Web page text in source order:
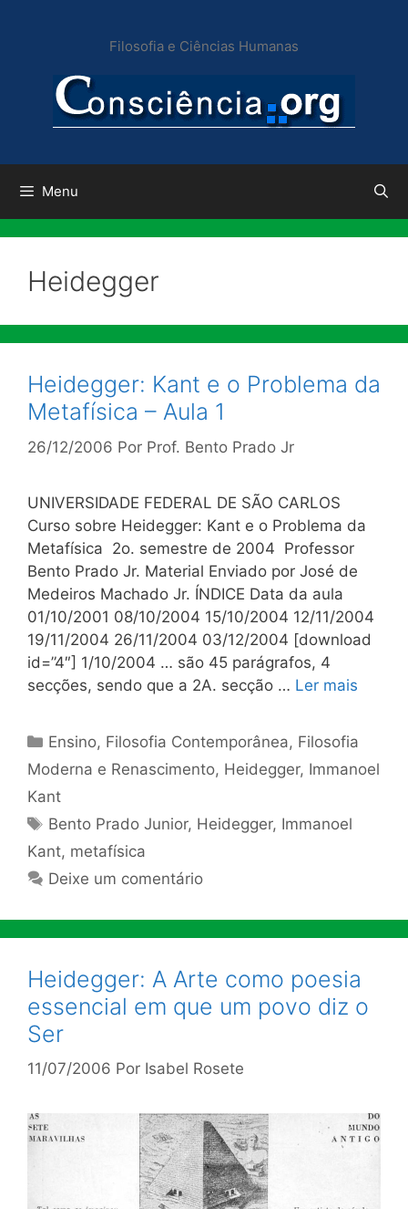
conteúdo
Filosofia e Ciências Humanas
Menu
Heidegger
Heidegger: Kant e o Problema da
Metafísica – Aula 1
26/12/2006 Por Prof. Bento Prado Jr
UNIVERSIDADE FEDERAL DE SÃO CARLOS
Curso sobre Heidegger: Kant e o Problema da
Metafísica 2o. semestre de 2004 Professor
Bento Prado Jr. Material Enviado por José de
Medeiros Machado Jr. ÍNDICE Data da aula
01/10/2001 08/10/2004 15/10/2004 12/11/2004
19/11/2004 26/11/2004 03/12/2004 [download
id=”4″] 1/10/2004 … são 45 parágrafos, 4
secções, sendo que a 2A. secção … Ler mais
Categorias
Ensino, Filosofia Contemporânea, Filosofia
Moderna e Renascimento, Heidegger, Immanoel
Kant
Tags
Bento Prado Junior, Heidegger, Immanoel
Kant, metafísica
Deixe um comentário
Heidegger: A Arte como poesia
essencial em que um povo diz o
Ser
11/07/2006 Por Isabel Rosete